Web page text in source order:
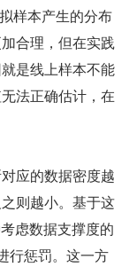
样本产生的分布
合理，但在实践
是线上样本不能
法正确估计，在
应的数据密度越
则越小。基于这
虑数据支撑度的
行惩罚。这一方